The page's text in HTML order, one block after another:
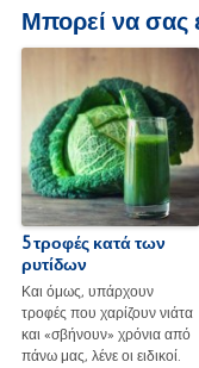
Μπορεί να σας
5 τροφές κατά των
ρυτίδων
Και όμως, υπάρχουν
τροφές που χαρίζουν νιάτα
και «σβήνουν» χρόνια από
πάνω μας, λένε οι ειδικοί.